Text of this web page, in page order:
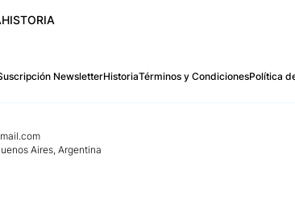
HISTORIA
NewsletterHistoriaTérminos y CondicionesPolítica
Aires, Argentina